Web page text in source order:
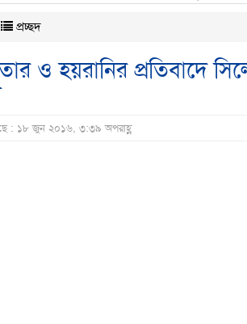
প্রচ্ছদ
ও হয়রানির প্রতিবাদে
: ১৮ জুন ২০১৬, ৩:৩৯ অপরাহ্ণ